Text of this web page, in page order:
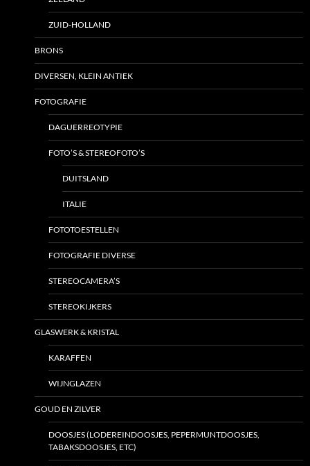
ZUID-HOLLAND
BRONS
DIVERSEN, KLEIN ANTIEK
FOTOGRAFIE
DAGUERREOTYPIE
FOTO’S & STEREOFOTO’S
DUITSLAND
ITALIE
FOTOTOESTELLEN
FOTOGRAFIE DIVERSE
STEREOCAMERA’S
STEREOKIJKERS
GLASWERK & KRISTAL
KARAFFEN
WIJNGLAZEN
GOUD EN ZILVER
DOOSJES (LODEREINDOOSJES, PEPERMUNTDOOSJES,
TABAKSDOOSJES, ETC)